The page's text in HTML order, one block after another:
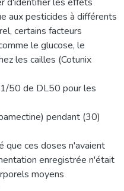
aux pesticides à différents
certains facteurs
le glucose, le
les cailles (Cotunix
50 de DL50 pour les
pendant (30)
que ces doses n'avaient
enregistrée n'était
moyens